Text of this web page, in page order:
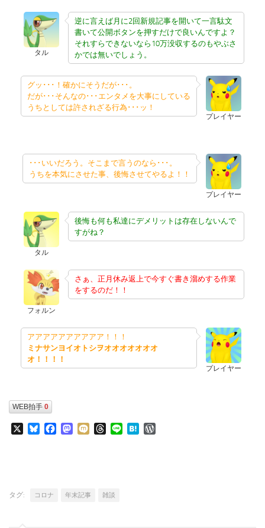
タル
逆に言えば月に2回新規記事を開いて一言駄文
書いて公開ボタンを押すだけで良いんですよ？
それすらできないなら10万没収するのもやぶさ
かでは無いでしょう。
プレイヤー
グッ･･･！確かにそうだが･･･。
だが･･･そんなの･･･エンタメを大事にしている
うちとしては許されざる行為･･･ッ！
プレイヤー
･･･いいだろう。そこまで言うのなら･･･。
うちを本気にさせた事、後悔させてやるよ！！
タル
後悔も何も私達にデメリットは存在しないんで
すがね？
フォルン
さぁ、正月休み返上で今すぐ書き溜めする作業
をするのだ！！
プレイヤー
アアアアアアアアアア！！！
ミナサンヨイオトシヲオオオオオオオ
オ！！！！
WEB拍手 0
BlueskyFacebookMastodon
Mixi Threads
Line Hatena
タグ: コロナ 年末記事 雑談